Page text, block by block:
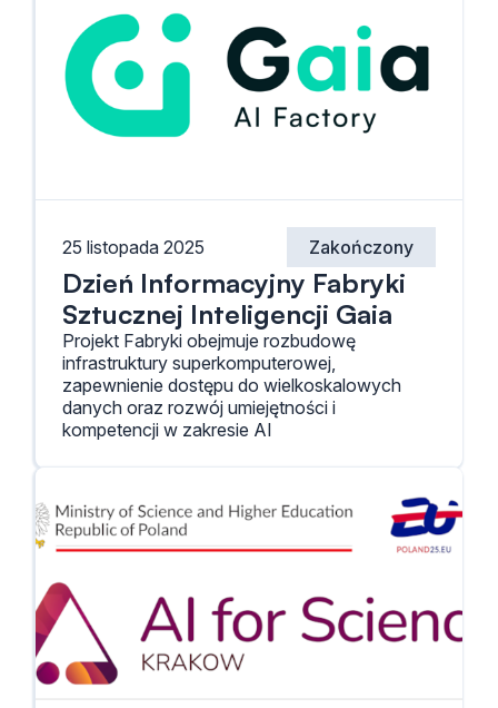
Zakończony
25 listopada 2025
Dzień Informacyjny Fabryki
Sztucznej Inteligencji Gaia
Projekt Fabryki obejmuje rozbudowę
infrastruktury superkomputerowej,
zapewnienie dostępu do wielkoskalowych
danych oraz rozwój umiejętności i
kompetencji w zakresie AI